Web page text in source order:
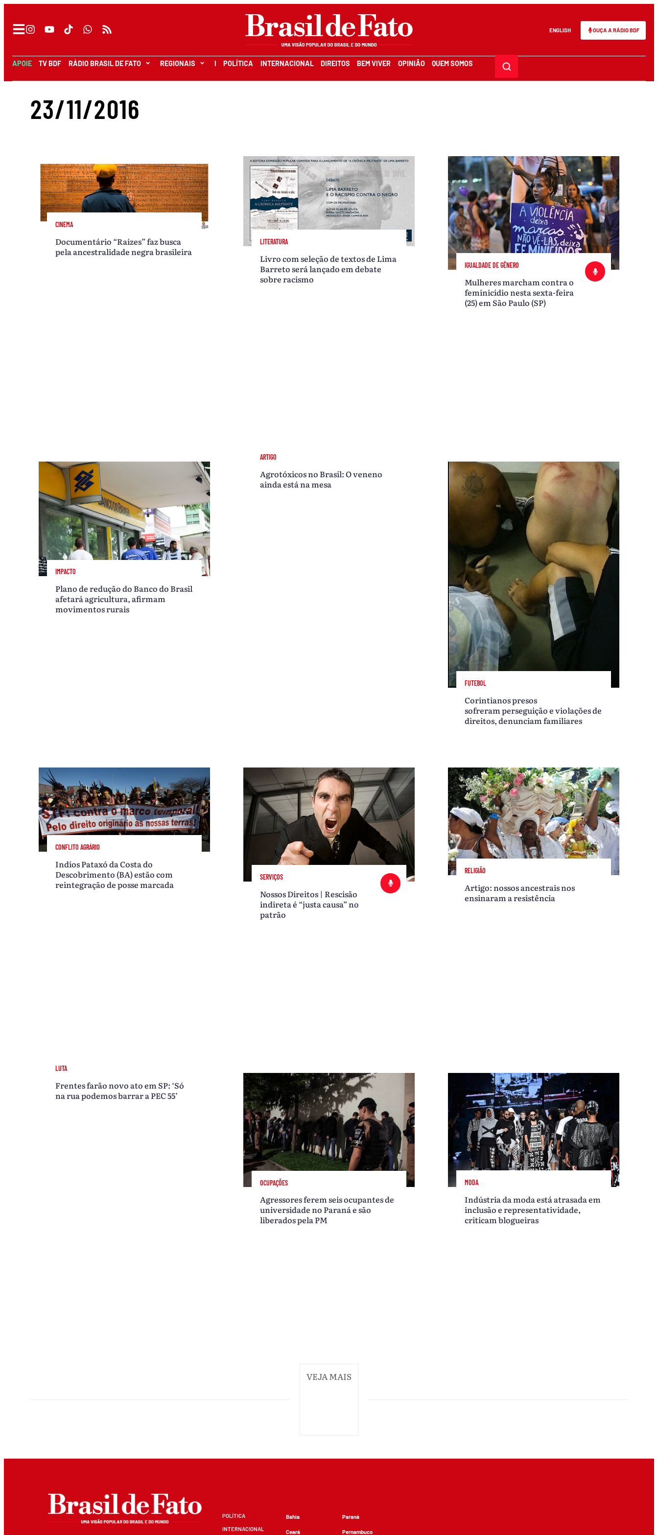
ENGLISH OUÇA A RÁDIO BDF
APOIE TV BDF RÁDIO BRASIL DE FATO REGIONAIS I POLÍTICA INTERNACIONAL DIREITOS BEM VIVER OPINIÃO QUEM SOMOS
23/11/2016
CINEMA
Documentário “Raízes” faz busca
pela ancestralidade negra brasileira
LITERATURA
Livro com seleção de textos de Lima
Barreto será lançado em debate
sobre racismo
IGUALDADE DE GÊNERO
Mulheres marcham contra o
feminicídio nesta sexta-feira
(25) em São Paulo (SP)
IMPACTO
Plano de redução do Banco do Brasil
afetará agricultura, afirmam
movimentos rurais
ARTIGO
Agrotóxicos no Brasil: O veneno
ainda está na mesa
FUTEBOL
Corintianos presos
sofreram perseguição e violações de
direitos, denunciam familiares
CONFLITO AGRÁRIO
Indíos Pataxó da Costa do
Descobrimento (BA) estão com
reintegração de posse marcada
SERVIÇOS
Nossos Direitos | Rescisão
indireta é “justa causa” no
patrão
RELIGIÃO
Artigo: nossos ancestrais nos
ensinaram a resistência
LUTA
Frentes farão novo ato em SP: ‘Só
na rua podemos barrar a PEC 55’
OCUPAÇÕES
Agressores ferem seis ocupantes de
universidade no Paraná e são
liberados pela PM
MODA
Indústria da moda está atrasada em
inclusão e representatividade,
criticam blogueiras
VEJA MAIS
POLÍTICA
INTERNACIONAL
Bahia
Ceará
Paraná
Pernambuco